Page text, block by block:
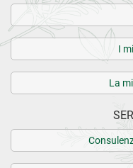
I
La